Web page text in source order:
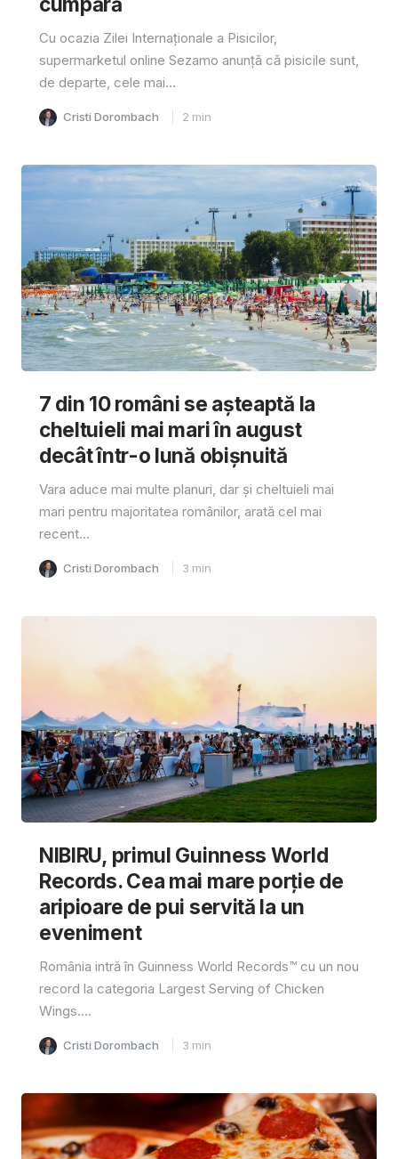
Cu ocazia Zilei Internaționale a Pisicilor,
supermarketul online Sezamo anunță că pisicile sunt,
de departe, cele mai...
Cristi Dorombach 2 min
7 din 10 români se așteaptă la
cheltuieli mai mari în august
decât într-o lună obișnuită
Vara aduce mai multe planuri, dar și cheltuieli mai
mari pentru majoritatea românilor, arată cel mai
recent...
Cristi Dorombach 3 min
NIBIRU, primul Guinness World
Records. Cea mai mare porție de
aripioare de pui servită la un
eveniment
România intră în Guinness World Records™️ cu un nou
record la categoria Largest Serving of Chicken
Wings....
Cristi Dorombach 3 min